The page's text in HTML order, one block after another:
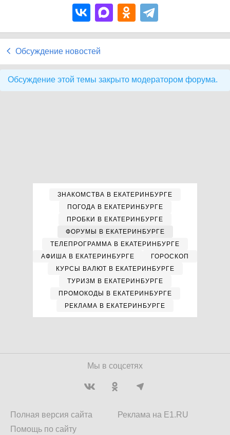
Обсуждение новостей
Обсуждение этой темы закрыто модератором форума.
ЗНАКОМСТВА В ЕКАТЕРИНБУРГЕ
ПОГОДА В ЕКАТЕРИНБУРГЕ
ПРОБКИ В ЕКАТЕРИНБУРГЕ
ФОРУМЫ В ЕКАТЕРИНБУРГЕ
ТЕЛЕПРОГРАММА В ЕКАТЕРИНБУРГЕ
АФИША В ЕКАТЕРИНБУРГЕ
ГОРОСКОП
КУРСЫ ВАЛЮТ В ЕКАТЕРИНБУРГЕ
ТУРИЗМ В ЕКАТЕРИНБУРГЕ
ПРОМОКОДЫ В ЕКАТЕРИНБУРГЕ
РЕКЛАМА В ЕКАТЕРИНБУРГЕ
Мы в соцсетях
Полная версия сайта
Помощь по сайту
Реклама на E1.RU